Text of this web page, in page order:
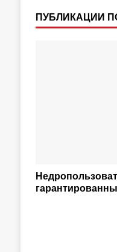
ПУБЛИКАЦИИ